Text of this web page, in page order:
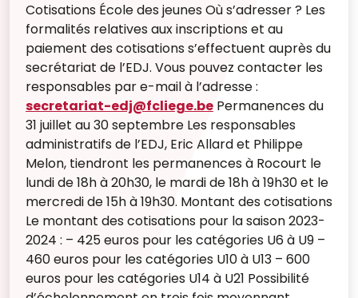
Cotisations École des jeunes Où s’adresser ? Les
formalités relatives aux inscriptions et au
paiement des cotisations s’effectuent auprès du
secrétariat de l’EDJ. Vous pouvez contacter les
responsables par e-mail à l’adresse :
secretariat-edj@fcliege.be Permanences du
31 juillet au 30 septembre Les responsables
administratifs de l’EDJ, Eric Allard et Philippe
Melon, tiendront les permanences à Rocourt le
lundi de 18h à 20h30, le mardi de 18h à 19h30 et le
mercredi de 15h à 19h30. Montant des cotisations
Le montant des cotisations pour la saison 2023-
2024 : – 425 euros pour les catégories U6 à U9 –
460 euros pour les catégories U10 à U13 – 600
euros pour les catégories U14 à U21 Possibilité